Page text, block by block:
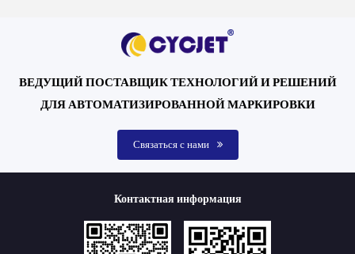
ВЕДУЩИЙ ПОСТАВЩИК ТЕХНОЛОГИЙ И РЕШЕНИЙ
ДЛЯ АВТОМАТИЗИРОВАННОЙ МАРКИРОВКИ
Связаться с нами
Контактная информация